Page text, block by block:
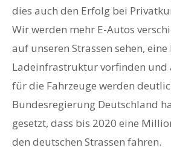
dies auch den Erfolg bei
Wir werden mehr E-Autos
auf unseren Strassen sehen, eine
Ladeinfrastruktur vorfinden und
für die Fahrzeuge werden
Bundesregierung Deutschland
gesetzt, dass bis 2020 eine
den deutschen Strassen fahren.